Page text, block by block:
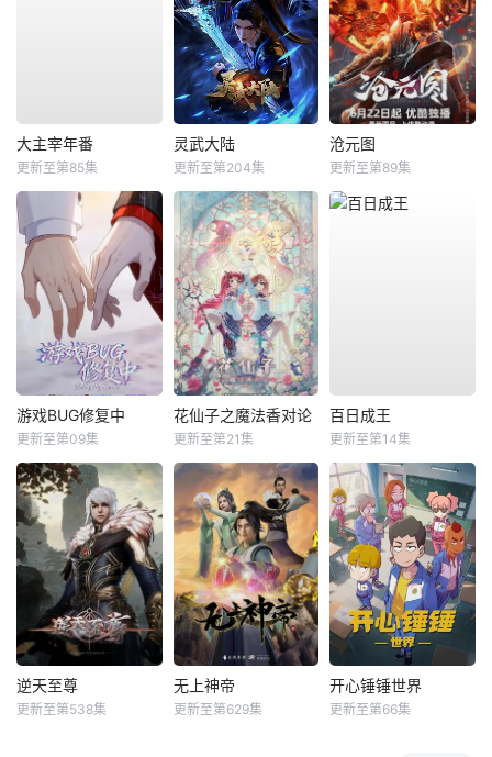
大主宰年番
更新至第85集
灵武大陆
更新至第204集
沧元图
更新至第89集
游戏BUG修复中
更新至第09集
花仙子之魔法香对论
更新至第21集
百日成王
更新至第14集
逆天至尊
更新至第538集
无上神帝
更新至第629集
开心锤锤世界
更新至第66集